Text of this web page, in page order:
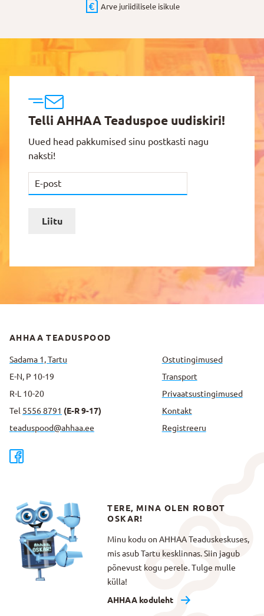
Arve juriidilisele isikule
Telli AHHAA Teaduspoe uudiskiri!
Uued head pakkumised sinu postkasti nagu
naksti!
Liitu
AHHAA TEADUSPOOD
Sadama 1, Tartu
E-N, P 10-19
R-L 10-20
Tel 5556 8791 (E-R 9-17)
teaduspood@ahhaa.ee
Ostutingimused
Transport
Privaatsus­tingimused
Kontakt
Registreeru
TERE, MINA OLEN ROBOT
OSKAR!
Minu kodu on AHHAA Teaduskeskuses,
mis asub Tartu kesklinnas. Siin jagub
põnevust kogu perele. Tulge mulle
külla!
AHHAA koduleht